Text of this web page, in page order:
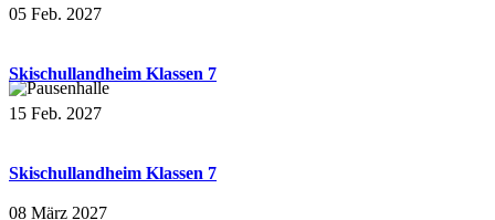
05 Feb. 2027
Skischullandheim Klassen 7
15 Feb. 2027
Skischullandheim Klassen 7
08 März 2027